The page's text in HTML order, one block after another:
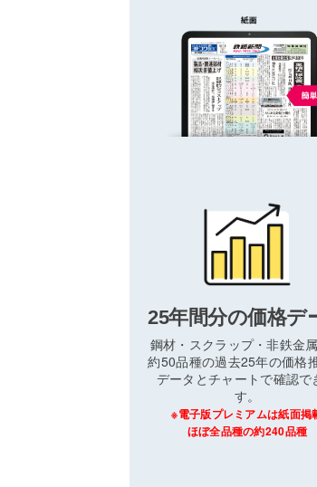
25年間分の価格デ
鋼材・スクラップ・非鉄金
約50品種の過去25年の価格
データとチャートで確認で
す。
※電子版プレミアムは紙面掲
ほぼ全品種の約240品種